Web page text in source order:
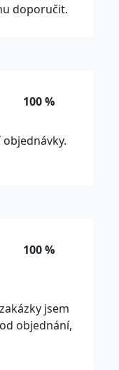
doporučit.
100 %
100 %
jsem
objednání,